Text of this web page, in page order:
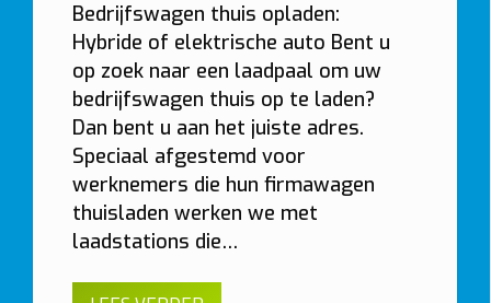
Bedrijfswagen thuis opladen:
Hybride of elektrische auto Bent u
op zoek naar een laadpaal om uw
bedrijfswagen thuis op te laden?
Dan bent u aan het juiste adres.
Speciaal afgestemd voor
werknemers die hun firmawagen
thuisladen werken we met
laadstations die…